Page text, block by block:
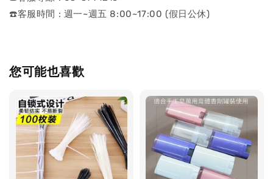
☎️客服時間 : 週一~週五 8:00~17:00 (假日公休)
您可能也喜歡